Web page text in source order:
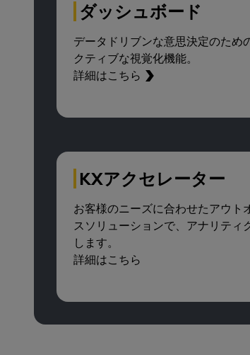
ダッシュボード
データドリブンな意思決定のため
クティブな視覚化機能。
詳細はこちら
KXアクセレーター
お客様のニーズに合わせたアウト
スソリューションで、アナリティ
します。
詳細はこちら